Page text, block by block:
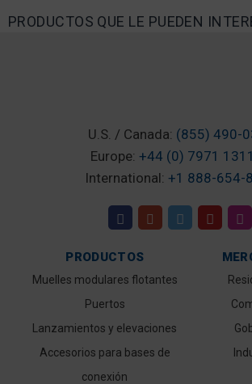
PRODUCTOS QUE LE PUEDEN
U.S. / Canada: (855) 490-
Europe: +44 (0) 7971
International: +1 888-654-
PRODUCTOS
Muelles modulares flotantes
Puertos
Lanzamientos y elevaciones
Accesorios para bases de
conexión